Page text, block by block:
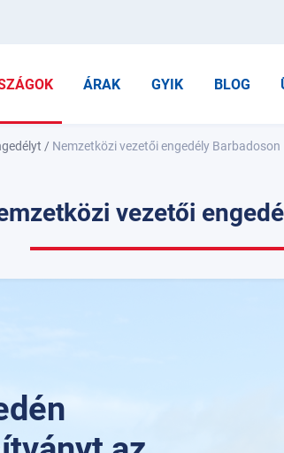
ÁRAK GYIK BLOG
/ Nemzetközi vezetői engedély Barbadoson
vezetői